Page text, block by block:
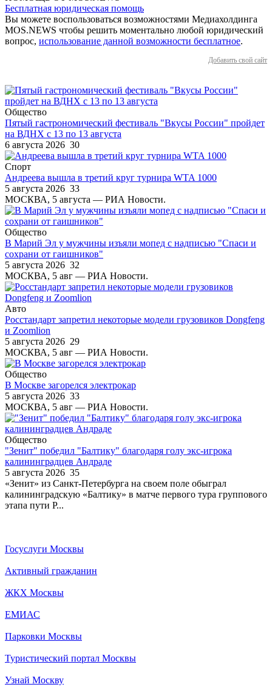
Бесплатная юридическая помощь
Вы можете воспользоваться возможностями Медиахолдинга
MOS.NEWS чтобы решить моментально любой юридический
вопрос, использование данной возможности бесплатное.
Добавить свой сайт
Общество
Пятый гастрономический фестиваль "Вкусы России" пройдет
на ВДНХ с 13 по 13 августа
6 августа 2026 30
Спорт
Андреева вышла в третий круг турнира WTA 1000
5 августа 2026 33
МОСКВА, 5 августа — РИА Новости.
Общество
В Марий Эл у мужчины изъяли мопед с надписью "Спаси и
сохрани от гаишников"
5 августа 2026 32
МОСКВА, 5 авг — РИА Новости.
Авто
Росстандарт запретил некоторые модели грузовиков Dongfeng
и Zoomlion
5 августа 2026 29
МОСКВА, 5 авг — РИА Новости.
Общество
В Москве загорелся электрокар
5 августа 2026 33
МОСКВА, 5 авг — РИА Новости.
Общество
"Зенит" победил "Балтику" благодаря голу экс-игрока
калининградцев Андраде
5 августа 2026 35
«Зенит» из Санкт-Петербурга на своем поле обыграл
калининградскую «Балтику» в матче первого тура группового
этапа пути Р...
Госуслуги Москвы
Активный гражданин
ЖКХ Москвы
ЕМИАС
Парковки Москвы
Туристический портал Москвы
Узнай Москву